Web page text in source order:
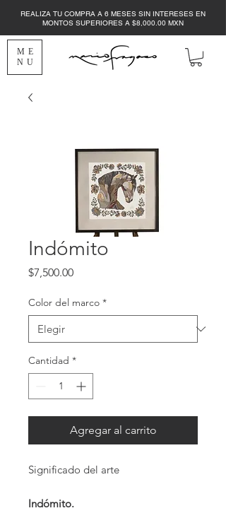
ME
NU
REALIZA TU COMPRA A 6 MESES SIN INTERESES EN
MONTOS SUPERIORES A $8,000.00 MXN
Indómito
$7,500.00Precio
Color del marco *
Cantidad *
Agregar al carrito
Significado del arte
Indómito.